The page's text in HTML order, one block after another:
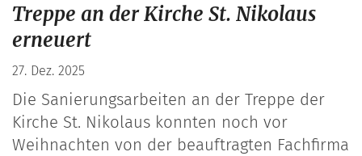
Treppe an der Kirche St. Nikolaus
erneuert
27. Dez. 2025
Die Sanierungsarbeiten an der Treppe der
Kirche St. Nikolaus konnten noch vor
Weihnachten von der beauftragten Fachfirma